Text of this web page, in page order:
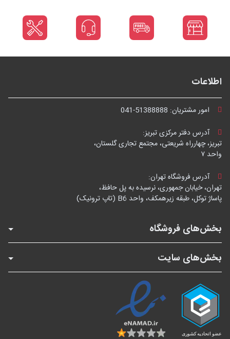
اطلاعات
امور مشتریان: 041-51388888
آدرس دفتر مرکزی تبریز:
تبریز، چهارراه شریعتی، مجتمع تجاری گلستان،
واحد ۷
آدرس فروشگاه تهران:
تهران، خیابان جمهوری، نرسیده به پل حافظ،
پاساژ توکل، طبقه زیرهمکف، واحد B6 (تاپ ترونیک)
بخش‌های فروشگاه
بخش‌های سایت